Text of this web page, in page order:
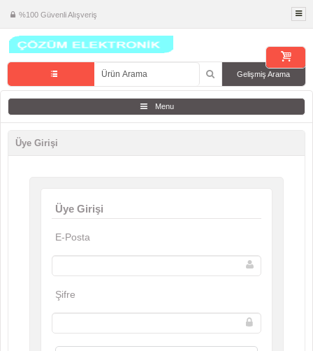
%100 Güvenli Alışveriş
Gelişmiş Arama
Menu
Üye Girişi
Üye Girişi
E-Posta
Şifre